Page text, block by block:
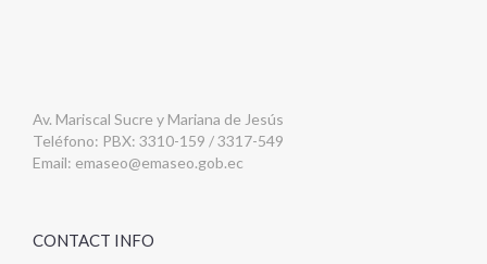
Av. Mariscal Sucre y Mariana de Jesús
Teléfono: PBX: 3310-159 / 3317-549
Email: emaseo@emaseo.gob.ec
CONTACT INFO